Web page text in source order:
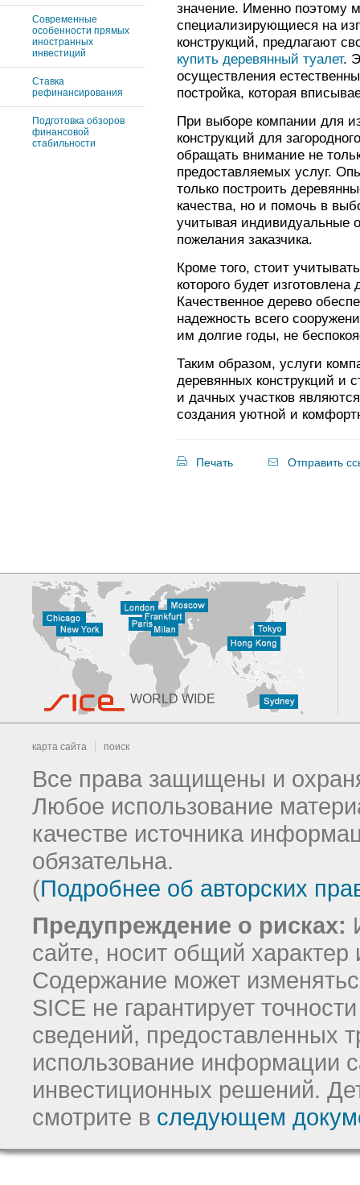
Современные
особенности прямых
иностранных
инвестиций
Ставка
рефинансирования
Подготовка обзоров
финансовой
стабильности
значение. Именно поэтому
специализирующиеся на
конструкций, предлагают
купить деревянный туалет.
осуществления
постройка, которая
При выборе компании для
конструкций для
обращать внимание не
предоставляемых услуг.
только построить
качества, но и помочь в
учитывая индивидуальные
пожелания заказчика.
Кроме того, стоит
которого будет
Качественное дерево
надежность всего
им долгие годы, не
Таким образом, услуги
деревянных конструкций и
и дачных участков
создания уютной и
Печать Отправить
WORLD WIDE
карта сайта поиск
Все права защищены и
Любое использование
качестве источника
обязательна.
(Подробнее об авторских
Предупреждение о рисках:
сайте, носит общий
Содержание может
SICE не гарантирует
сведений, предоставленных
использование информации
инвестиционных решений.
смотрите в следующем